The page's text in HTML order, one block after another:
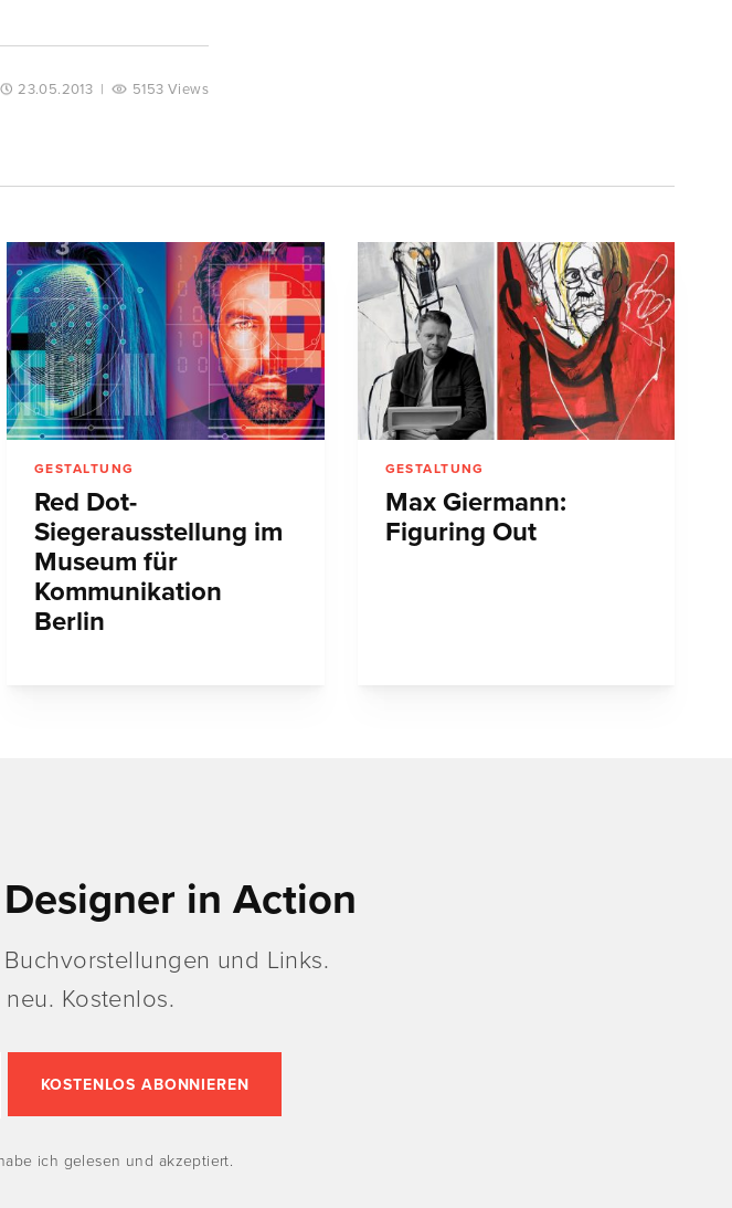
23.05.2013 | 5153 Views
GESTALTUNG
Red Dot-
Siegerausstellung im
Museum für
Kommunikation
Berlin
GESTALTUNG
Max Giermann:
Figuring Out
in Action
und Links.
Kostenlos.
ich gelesen und akzeptiert.